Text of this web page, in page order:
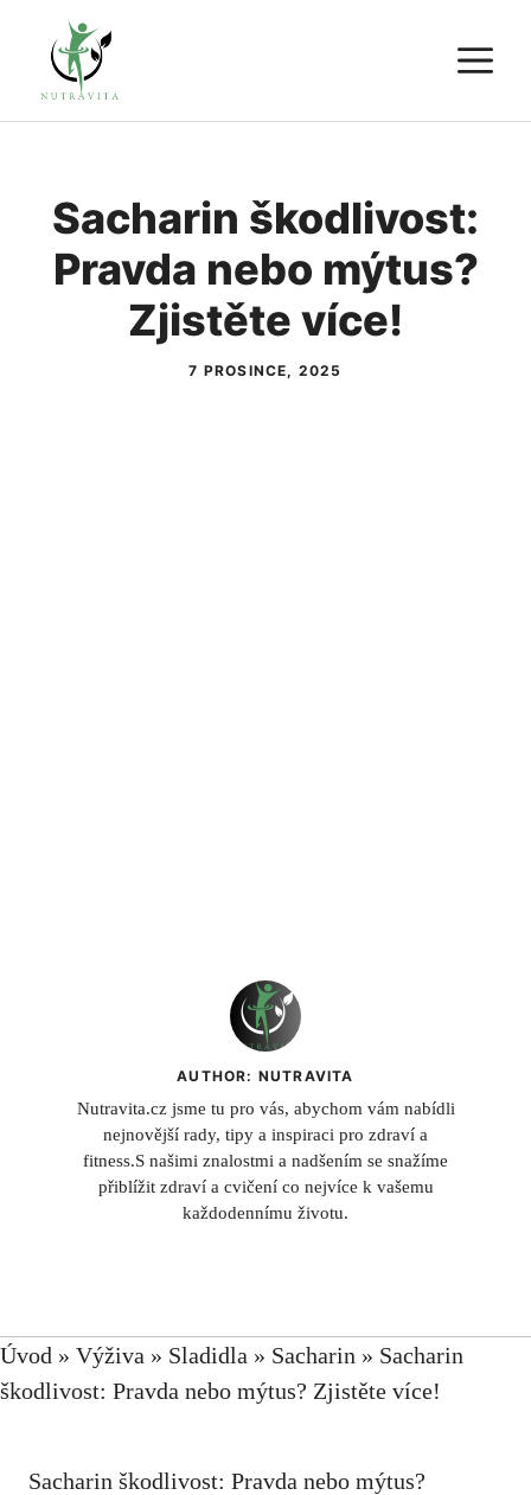
Přeskočit
obsah
Sacharin škodlivost:
Pravda nebo mýtus?
Zjistěte více!
7 PROSINCE, 2025
AUTHOR: NUTRAVITA
Nutravita.cz jsme tu pro vás, abychom vám nabídli
nejnovější rady, tipy a inspiraci pro zdraví a
fitness.S našimi znalostmi a nadšením se snažíme
přiblížit zdraví a cvičení co nejvíce k vašemu
každodennímu životu.
Úvod » Výživa » Sladidla » Sacharin » Sacharin
škodlivost: Pravda nebo mýtus? Zjistěte více!
Sacharin škodlivost: Pravda nebo mýtus?